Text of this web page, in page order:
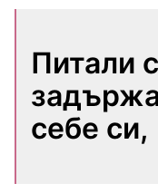
Питали
себе си,